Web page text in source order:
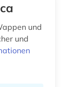
und
und